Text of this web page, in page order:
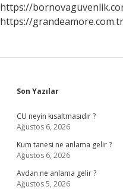
https://
https://grandeamore.com.tr
Sidebar
Son Yazılar
CU neyin kısaltmasıdır ?
Ağustos 6, 2026
Kum tanesi ne anlama gelir ?
Ağustos 6, 2026
Avdan ne anlama gelir ?
Ağustos 5, 2026